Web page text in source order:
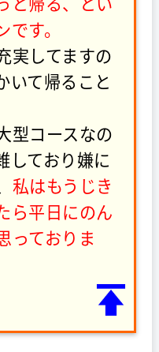
す。
実してますの
いて帰ること
型コースなの
しており嫌に
私はもうじき
ら平日にのん
っておりま